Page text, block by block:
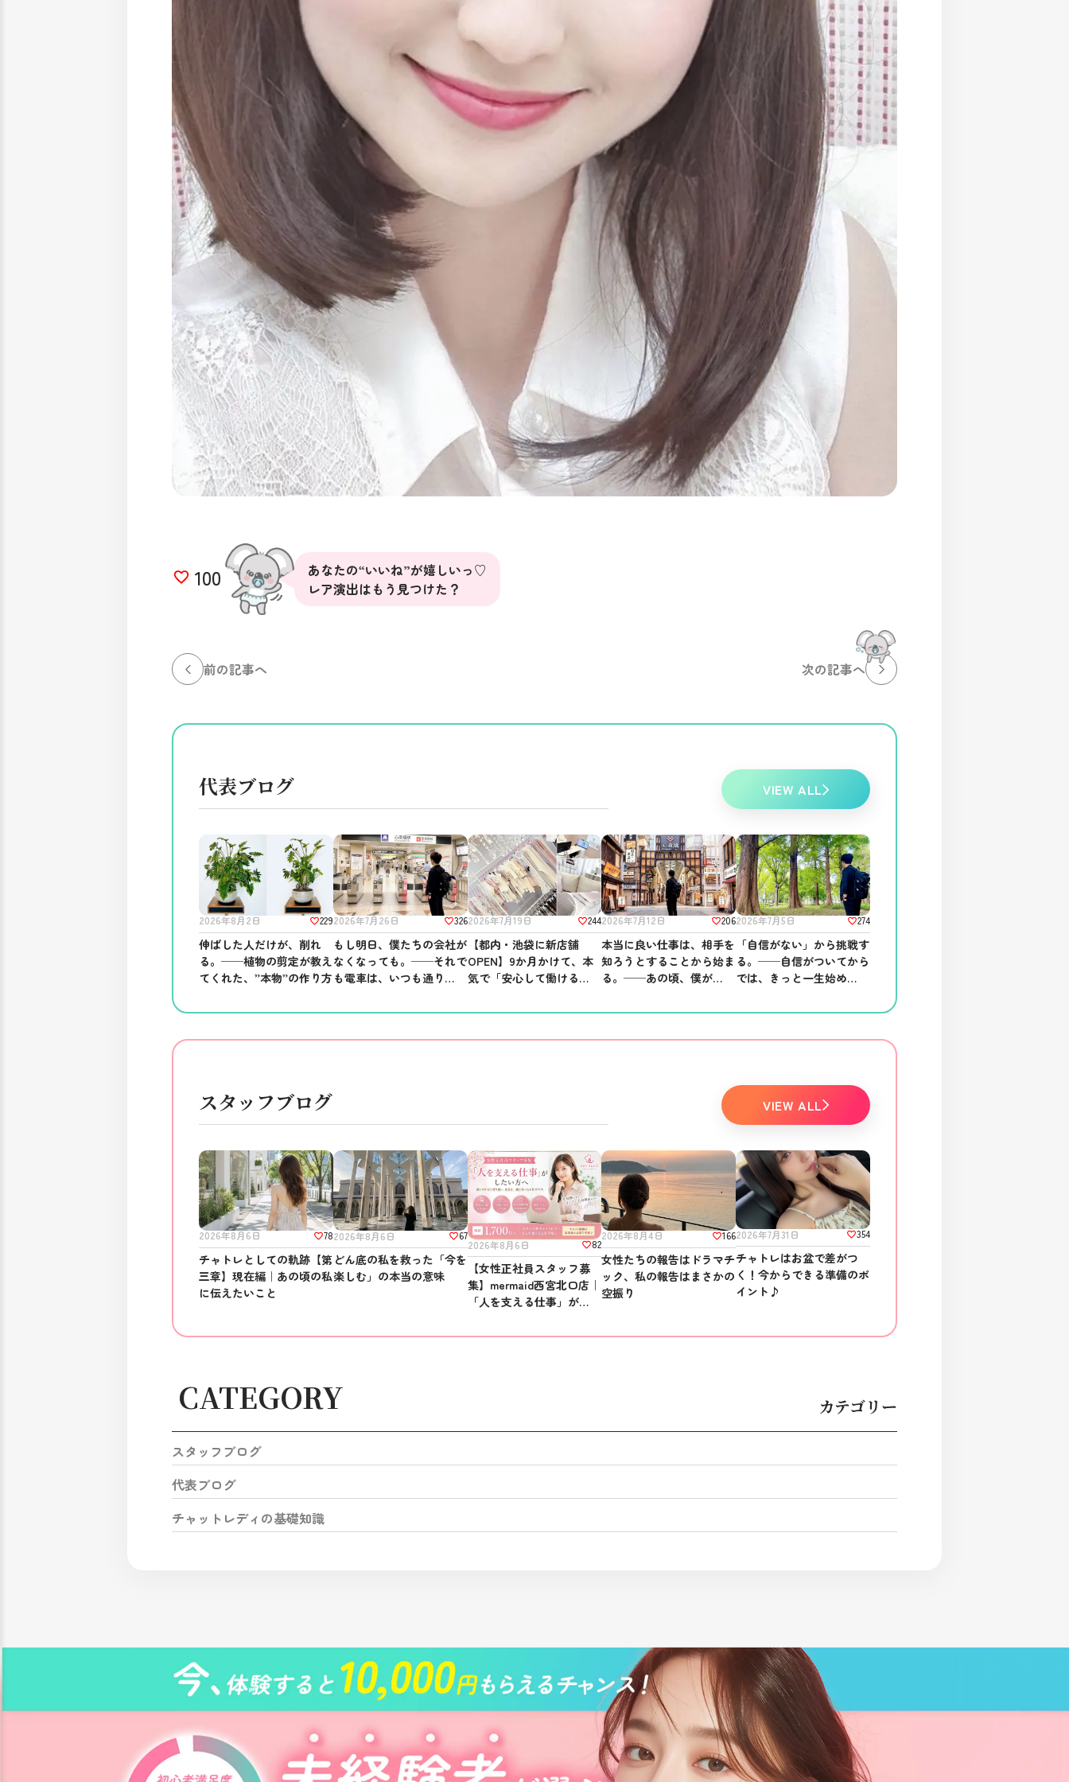
100
あなたの“いいね”が嬉しいっ♡
レア演出はもう見つけた？
前の記事へ 次の記事へ
代表ブログ VIEW ALL
2026年8月2日 229
伸ばした人だけが、削れ
る。──植物の剪定が教え
てくれた、”本物”の作り方
2026年7月26日 326
もし明日、僕たちの会社が
なくなっても。──それで
も電車は、いつも通り走っ
2026年7月19日 244
【都内・池袋に新店舗
OPEN】9か月かけて、本
気で「安心して働ける場
2026年7月12日 206
本当に良い仕事は、相手を
知ろうとすることから始ま
る。──あの頃、僕がして
2026年7月5日 274
「自信がない」から挑戦す
る。──自信がついてから
では、きっと一生始められ
スタッフブログ VIEW ALL
2026年8月6日 78
チャトレとしての軌跡【第
三章】現在編｜あの頃の私
に伝えたいこと
2026年8月6日 67
どん底の私を救った「今を
楽しむ」の本当の意味
2026年8月6日 82
【女性正社員スタッフ募
集】mermaid西宮北口店｜
「人を支える仕事」がした
2026年8月4日 166
女性たちの報告はドラマチ
ック、私の報告はまさかの
空振り
2026年7月31日 354
チャトレはお盆で差がつ
く！今からできる準備のポ
イント♪
CATEGORY カテゴリー
スタッフブログ
代表ブログ
チャットレディの基礎知識